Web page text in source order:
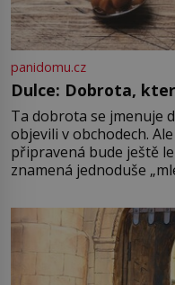
panidomu.cz
Dulce: Dobrota,
Ta dobrota se jmenuje
objevili v obchodech.
připravená bude ještě
znamená jednoduše
pře hned několik
Francie, kde se traduje,